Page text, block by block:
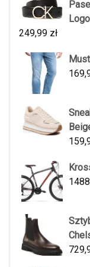
249,99 zł